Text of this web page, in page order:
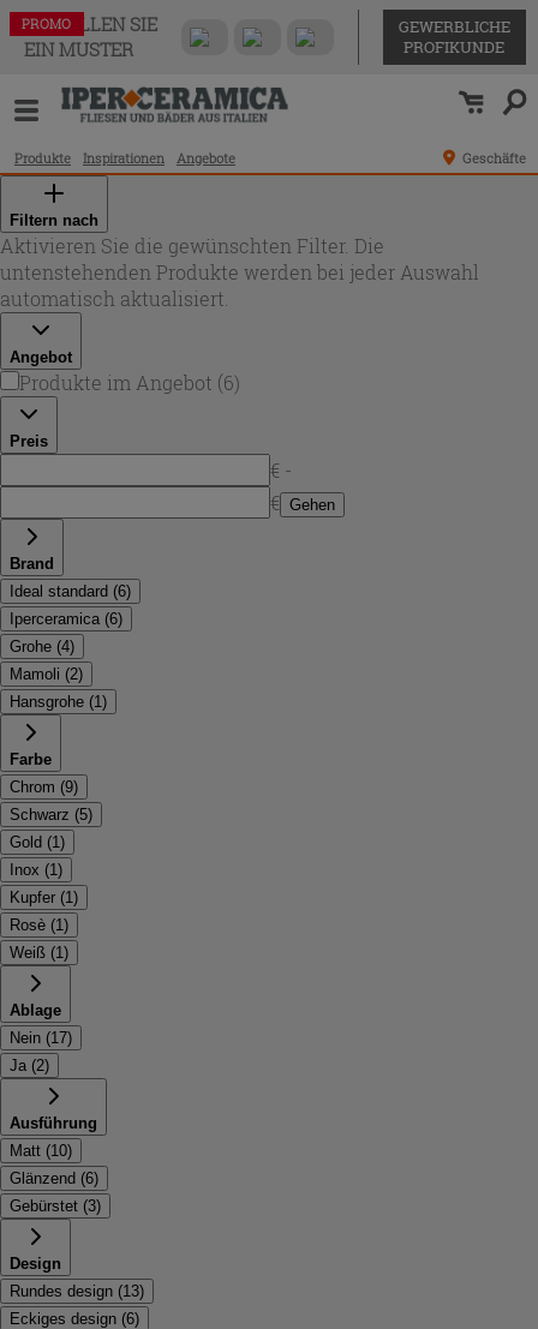
BESTELLEN SIE
EIN MUSTER
GEWERBLICHE
PROFIKUNDE
Produkte Inspirationen Angebote Geschäfte
Filtern nach
Aktivieren Sie die gewünschten Filter. Die
untenstehenden Produkte werden bei jeder Auswahl
automatisch aktualisiert.
Angebot
Produkte im Angebot (6)
Preis
€ -
€ Gehen
Brand
Ideal standard (6)
Iperceramica (6)
Grohe (4)
Mamoli (2)
Hansgrohe (1)
Farbe
Chrom (9)
Schwarz (5)
Gold (1)
Inox (1)
Kupfer (1)
Rosè (1)
Weiß (1)
Ablage
Nein (17)
Ja (2)
Ausführung
Matt (10)
Glänzend (6)
Gebürstet (3)
Design
Rundes design (13)
Eckiges design (6)
PROMO
PROMO
PROMO
PROMO
PROMO
PROMO